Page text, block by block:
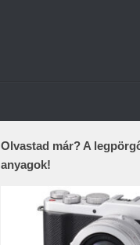
Olvastad már? A
anyagok!